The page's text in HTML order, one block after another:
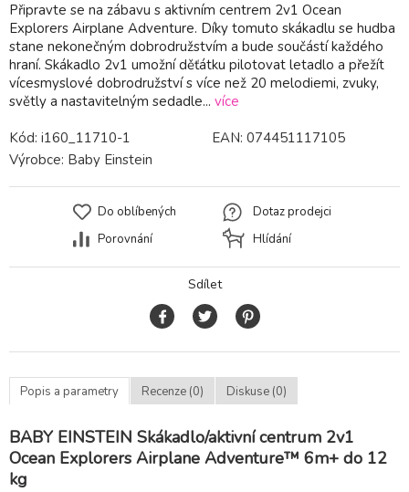
Připravte se na zábavu s aktivním centrem 2v1 Ocean
Explorers Airplane Adventure. Díky tomuto skákadlu se hudba
stane nekonečným dobrodružstvím a bude součástí každého
hraní. Skákadlo 2v1 umožní děťátku pilotovat letadlo a přežít
vícesmyslové dobrodružství s více než 20 melodiemi, zvuky,
světly a nastavitelným sedadle... více
Kód: i160_11710-1 EAN: 074451117105
Výrobce: Baby Einstein
Do oblíbených
Porovnání
Dotaz prodejci
Hlídání
Sdílet
Popis a parametry Recenze (0) Diskuse (0)
BABY EINSTEIN Skákadlo/aktivní centrum 2v1
Ocean Explorers Airplane Adventure™ 6m+ do 12
kg